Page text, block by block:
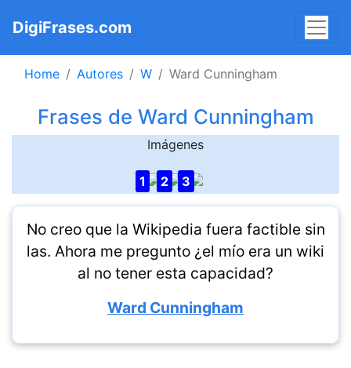
DigiFrases.com
Home Autores W Ward Cunningham
Frases de Ward Cunningham
Imágenes
1 2 3
No creo que la Wikipedia fuera factible sin
las. Ahora me pregunto ¿el mío era un wiki
al no tener esta capacidad?
Ward Cunningham